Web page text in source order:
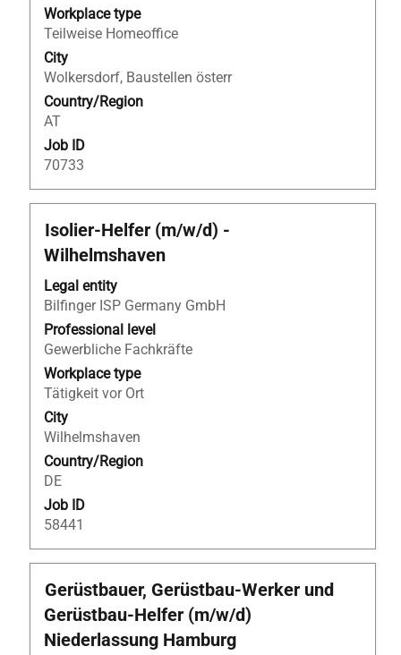
Workplace type
Teilweise Homeoffice
City
Wolkersdorf, Baustellen österr
Country/Region
AT
Job ID
70733
the
full
contents
of
the
job
information.
Title
Isolier-Helfer (m/w/d) -
Wilhelmshaven
Legal entity
Bilfinger ISP Germany GmbH
Professional level
Gewerbliche Fachkräfte
Workplace type
Tätigkeit vor Ort
City
Wilhelmshaven
Country/Region
DE
Job ID
58441
Select
with
space
bar
to
view
the
full
contents
of
the
job
information.
Title
Gerüstbauer, Gerüstbau-Werker und
Gerüstbau-Helfer (m/w/d)
Niederlassung Hamburg
Select
with
space
bar